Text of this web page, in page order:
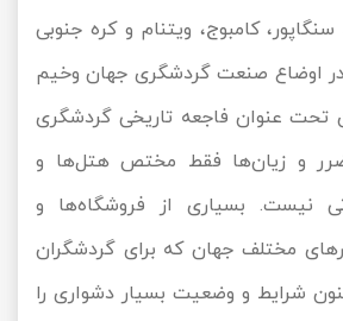
کامبوج، ویتنام و کره جنوبی
اوضاع صنعت گردشگری جهان وخیم
عنوان فاجعه تاریخی گردشگری
و زیان‌ها فقط مختص هتل‌ها و
نیست. بسیاری از فروشگاه‌ها و
مختلف جهان که برای گردشگران
شرایط و وضعیت بسیار دشواری را